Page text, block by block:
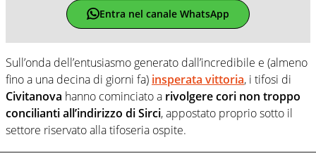
Entra nel canale WhatsApp
Sull’onda dell’entusiasmo generato dall’incredibile e (almeno
fino a una decina di giorni fa) insperata vittoria, i tifosi di
Civitanova hanno cominciato a rivolgere cori non troppo
concilianti all’indirizzo di Sirci, appostato proprio sotto il
settore riservato alla tifoseria ospite.